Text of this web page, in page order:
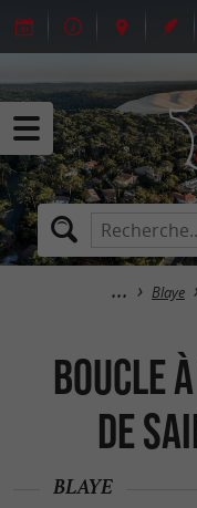
Blaye
Boucle
de
BLAYE